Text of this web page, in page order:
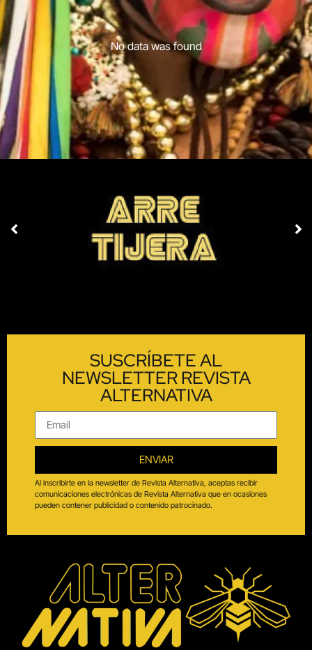
No data was found
SUSCRÍBETE AL
NEWSLETTER REVISTA
ALTERNATIVA
ENVIAR
Al inscribirte en la newsletter de Revista Alternativa, aceptas recibir
comunicaciones electrónicas de Revista Alternativa que en ocasiones
pueden contener publicidad o contenido patrocinado.